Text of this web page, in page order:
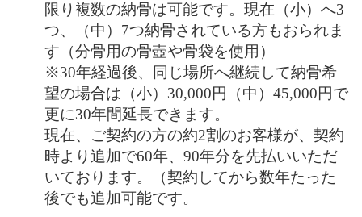
限り複数の納骨は可能です。現在（小）へ3
つ、（中）7つ納骨されている方もおられま
す（分骨用の骨壺や骨袋を使用）
※30年経過後、同じ場所へ継続して納骨希
望の場合は（小）30,000円（中）45,000円で
更に30年間延長できます。
現在、ご契約の方の約2割のお客様が、契約
時より追加で60年、90年分を先払いいただ
いております。（契約してから数年たった
後でも追加可能です。